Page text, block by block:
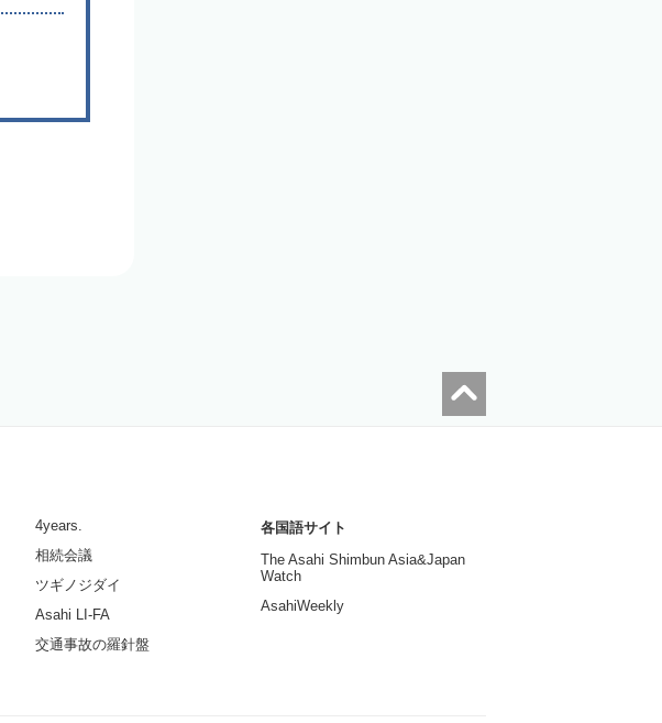
4years.
相続会議
ツギノジダイ
Asahi LI-FA
交通事故の羅針盤
各国語サイト
The Asahi Shimbun Asia&Japan
Watch
AsahiWeekly